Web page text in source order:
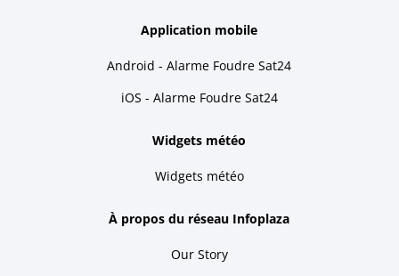
Application mobile
Android - Alarme Foudre Sat24
iOS - Alarme Foudre Sat24
Widgets météo
Widgets météo
À propos du réseau Infoplaza
Our Story